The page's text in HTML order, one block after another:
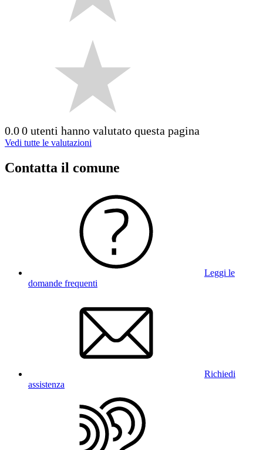
0.00 utenti hanno valutato questa pagina
Vedi tutte le valutazioni
Contatta il comune
Leggi le
domande frequenti
Richiedi
assistenza